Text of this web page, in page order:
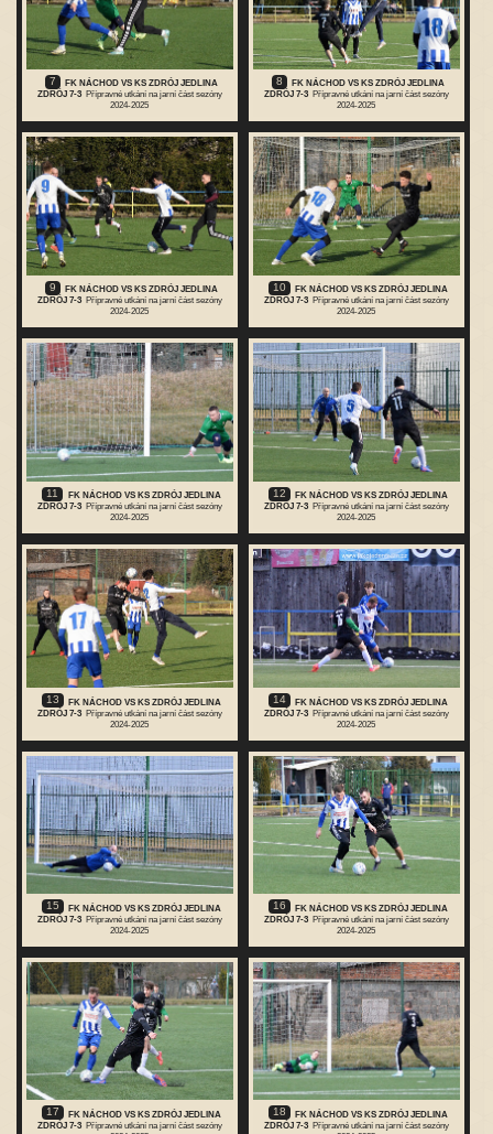
7
FK NÁCHOD VS KS ZDRÓJ JEDLINA
ZDRÓJ 7-3 Přípravné utkání na jarní část sezóny
2024-2025
8
FK NÁCHOD VS KS ZDRÓJ JEDLINA
ZDRÓJ 7-3 Přípravné utkání na jarní část sezóny
2024-2025
9
FK NÁCHOD VS KS ZDRÓJ JEDLINA
ZDRÓJ 7-3 Přípravné utkání na jarní část sezóny
2024-2025
10
FK NÁCHOD VS KS ZDRÓJ JEDLINA
ZDRÓJ 7-3 Přípravné utkání na jarní část sezóny
2024-2025
11
FK NÁCHOD VS KS ZDRÓJ JEDLINA
ZDRÓJ 7-3 Přípravné utkání na jarní část sezóny
2024-2025
12
FK NÁCHOD VS KS ZDRÓJ JEDLINA
ZDRÓJ 7-3 Přípravné utkání na jarní část sezóny
2024-2025
13
FK NÁCHOD VS KS ZDRÓJ JEDLINA
ZDRÓJ 7-3 Přípravné utkání na jarní část sezóny
2024-2025
14
FK NÁCHOD VS KS ZDRÓJ JEDLINA
ZDRÓJ 7-3 Přípravné utkání na jarní část sezóny
2024-2025
15
FK NÁCHOD VS KS ZDRÓJ JEDLINA
ZDRÓJ 7-3 Přípravné utkání na jarní část sezóny
2024-2025
16
FK NÁCHOD VS KS ZDRÓJ JEDLINA
ZDRÓJ 7-3 Přípravné utkání na jarní část sezóny
2024-2025
17
FK NÁCHOD VS KS ZDRÓJ JEDLINA
ZDRÓJ 7-3 Přípravné utkání na jarní část sezóny
18
FK NÁCHOD VS KS ZDRÓJ JEDLINA
ZDRÓJ 7-3 Přípravné utkání na jarní část sezóny